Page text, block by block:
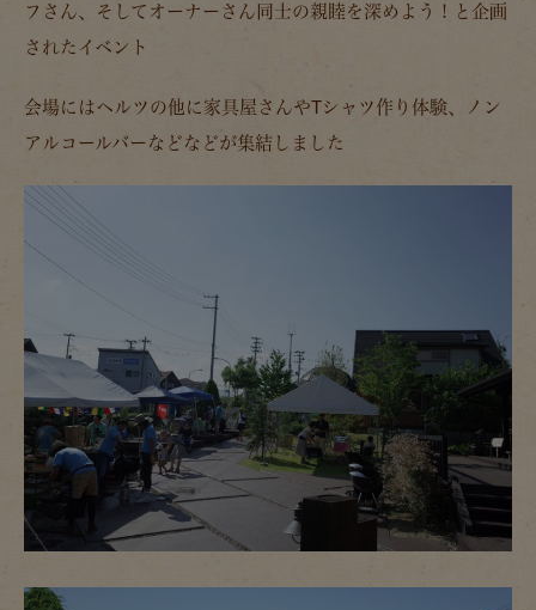
フさん、そしてオーナーさん同士の親睦を深めよう！と企画
されたイベント
会場にはヘルツの他に家具屋さんやTシャツ作り体験、ノン
アルコールバーなどなどが集結しました